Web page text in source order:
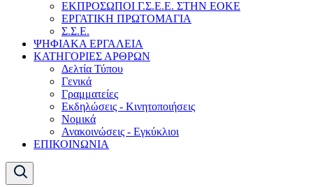
ΕΚΠΡΟΣΩΠΟΙ Γ.Σ.Ε.Ε. ΣΤΗΝ ΕΟΚΕ
ΕΡΓΑΤΙΚΗ ΠΡΩΤΟΜΑΓΙΑ
Σ.Σ.Ε.
ΨΗΦΙΑΚΑ ΕΡΓΑΛΕΙΑ
ΚΑΤΗΓΟΡΙΕΣ ΑΡΘΡΩΝ
Δελτία Τύπου
Γενικά
Γραμματείες
Εκδηλώσεις - Κινητοποιήσεις
Νομικά
Ανακοινώσεις - Εγκύκλιοι
ΕΠΙΚΟΙΝΩΝΙΑ